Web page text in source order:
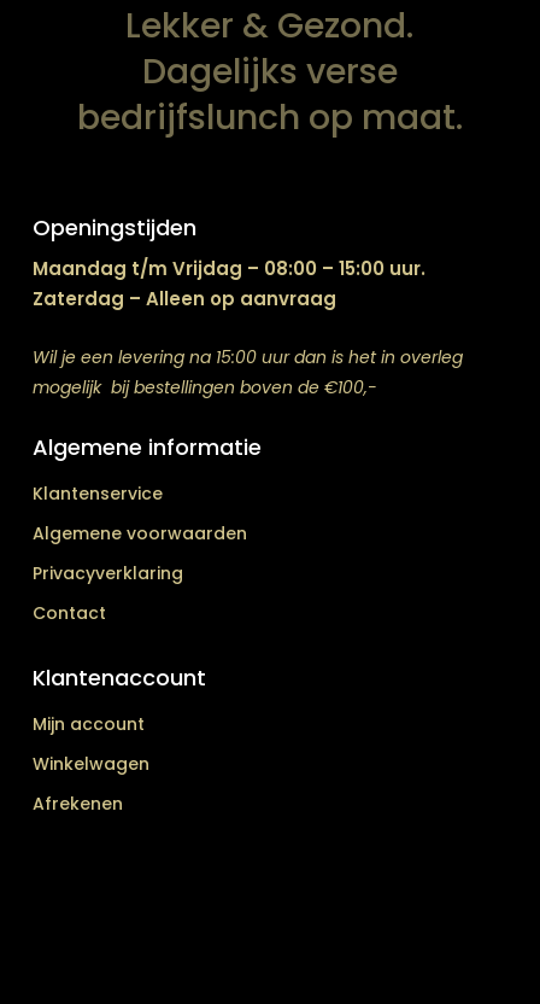
Lekker & Gezond.
Dagelijks verse
bedrijfslunch op maat.
Openingstijden
Maandag t/m Vrijdag – 08:00 – 15:00 uur.
Zaterdag – Alleen op aanvraag
Wil je een levering na 15:00 uur dan is het in overleg
mogelijk bij bestellingen boven de €100,-
Algemene informatie
Klantenservice
Algemene voorwaarden
Privacyverklaring
Contact
Klantenaccount
Mijn account
Winkelwagen
Afrekenen